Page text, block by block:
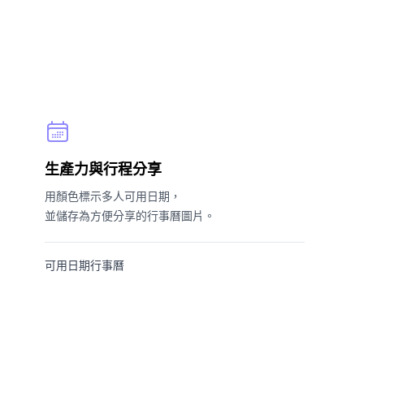
生產力與行程分享
用顏色標示多人可用日期，
並儲存為方便分享的行事曆圖片。
可用日期行事曆